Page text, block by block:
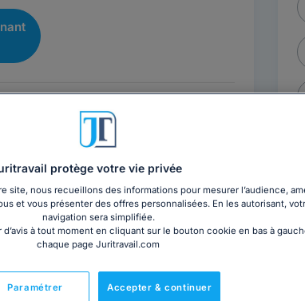
des lieux de Justice, le cabinet
toutes vos...Lire la suite
protège votre vie privée
site, nous recueillons des informations pour mesurer l’audience,
et vous présenter des offres personnalisées. En les autorisant,
navigation sera simplifiée.
à tout moment en cliquant sur le bouton cookie en bas à
chaque page Juritravail.com
Accepter & continuer
Paramétrer